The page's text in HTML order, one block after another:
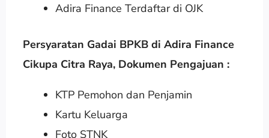
Adira Finance Terdaftar di OJK
Persyaratan Gadai BPKB di Adira Finance
Cikupa Citra Raya, Dokumen Pengajuan :
KTP Pemohon dan Penjamin
Kartu Keluarga
Foto STNK